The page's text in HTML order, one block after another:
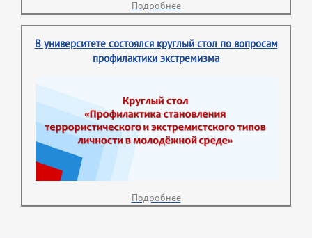
Подробнее
В университете состоялся круглый стол по вопросам
профилактики экстремизма
Подробнее